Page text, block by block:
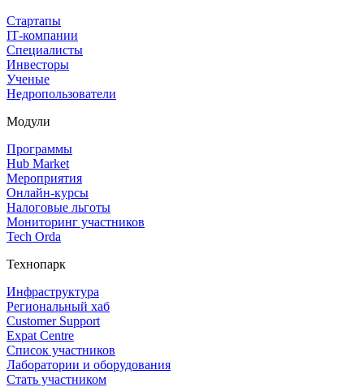
Стартапы
IT‑компании
Специалисты
Инвесторы
Ученые
Недропользователи
Модули
Программы
Hub Market
Мероприятия
Онлайн‑курсы
Налоговые льготы
Мониторинг участников
Tech Orda
Технопарк
Инфраструктура
Региональный хаб
Customer Support
Expat Centre
Список участников
Лаборатории и оборудования
Стать участником